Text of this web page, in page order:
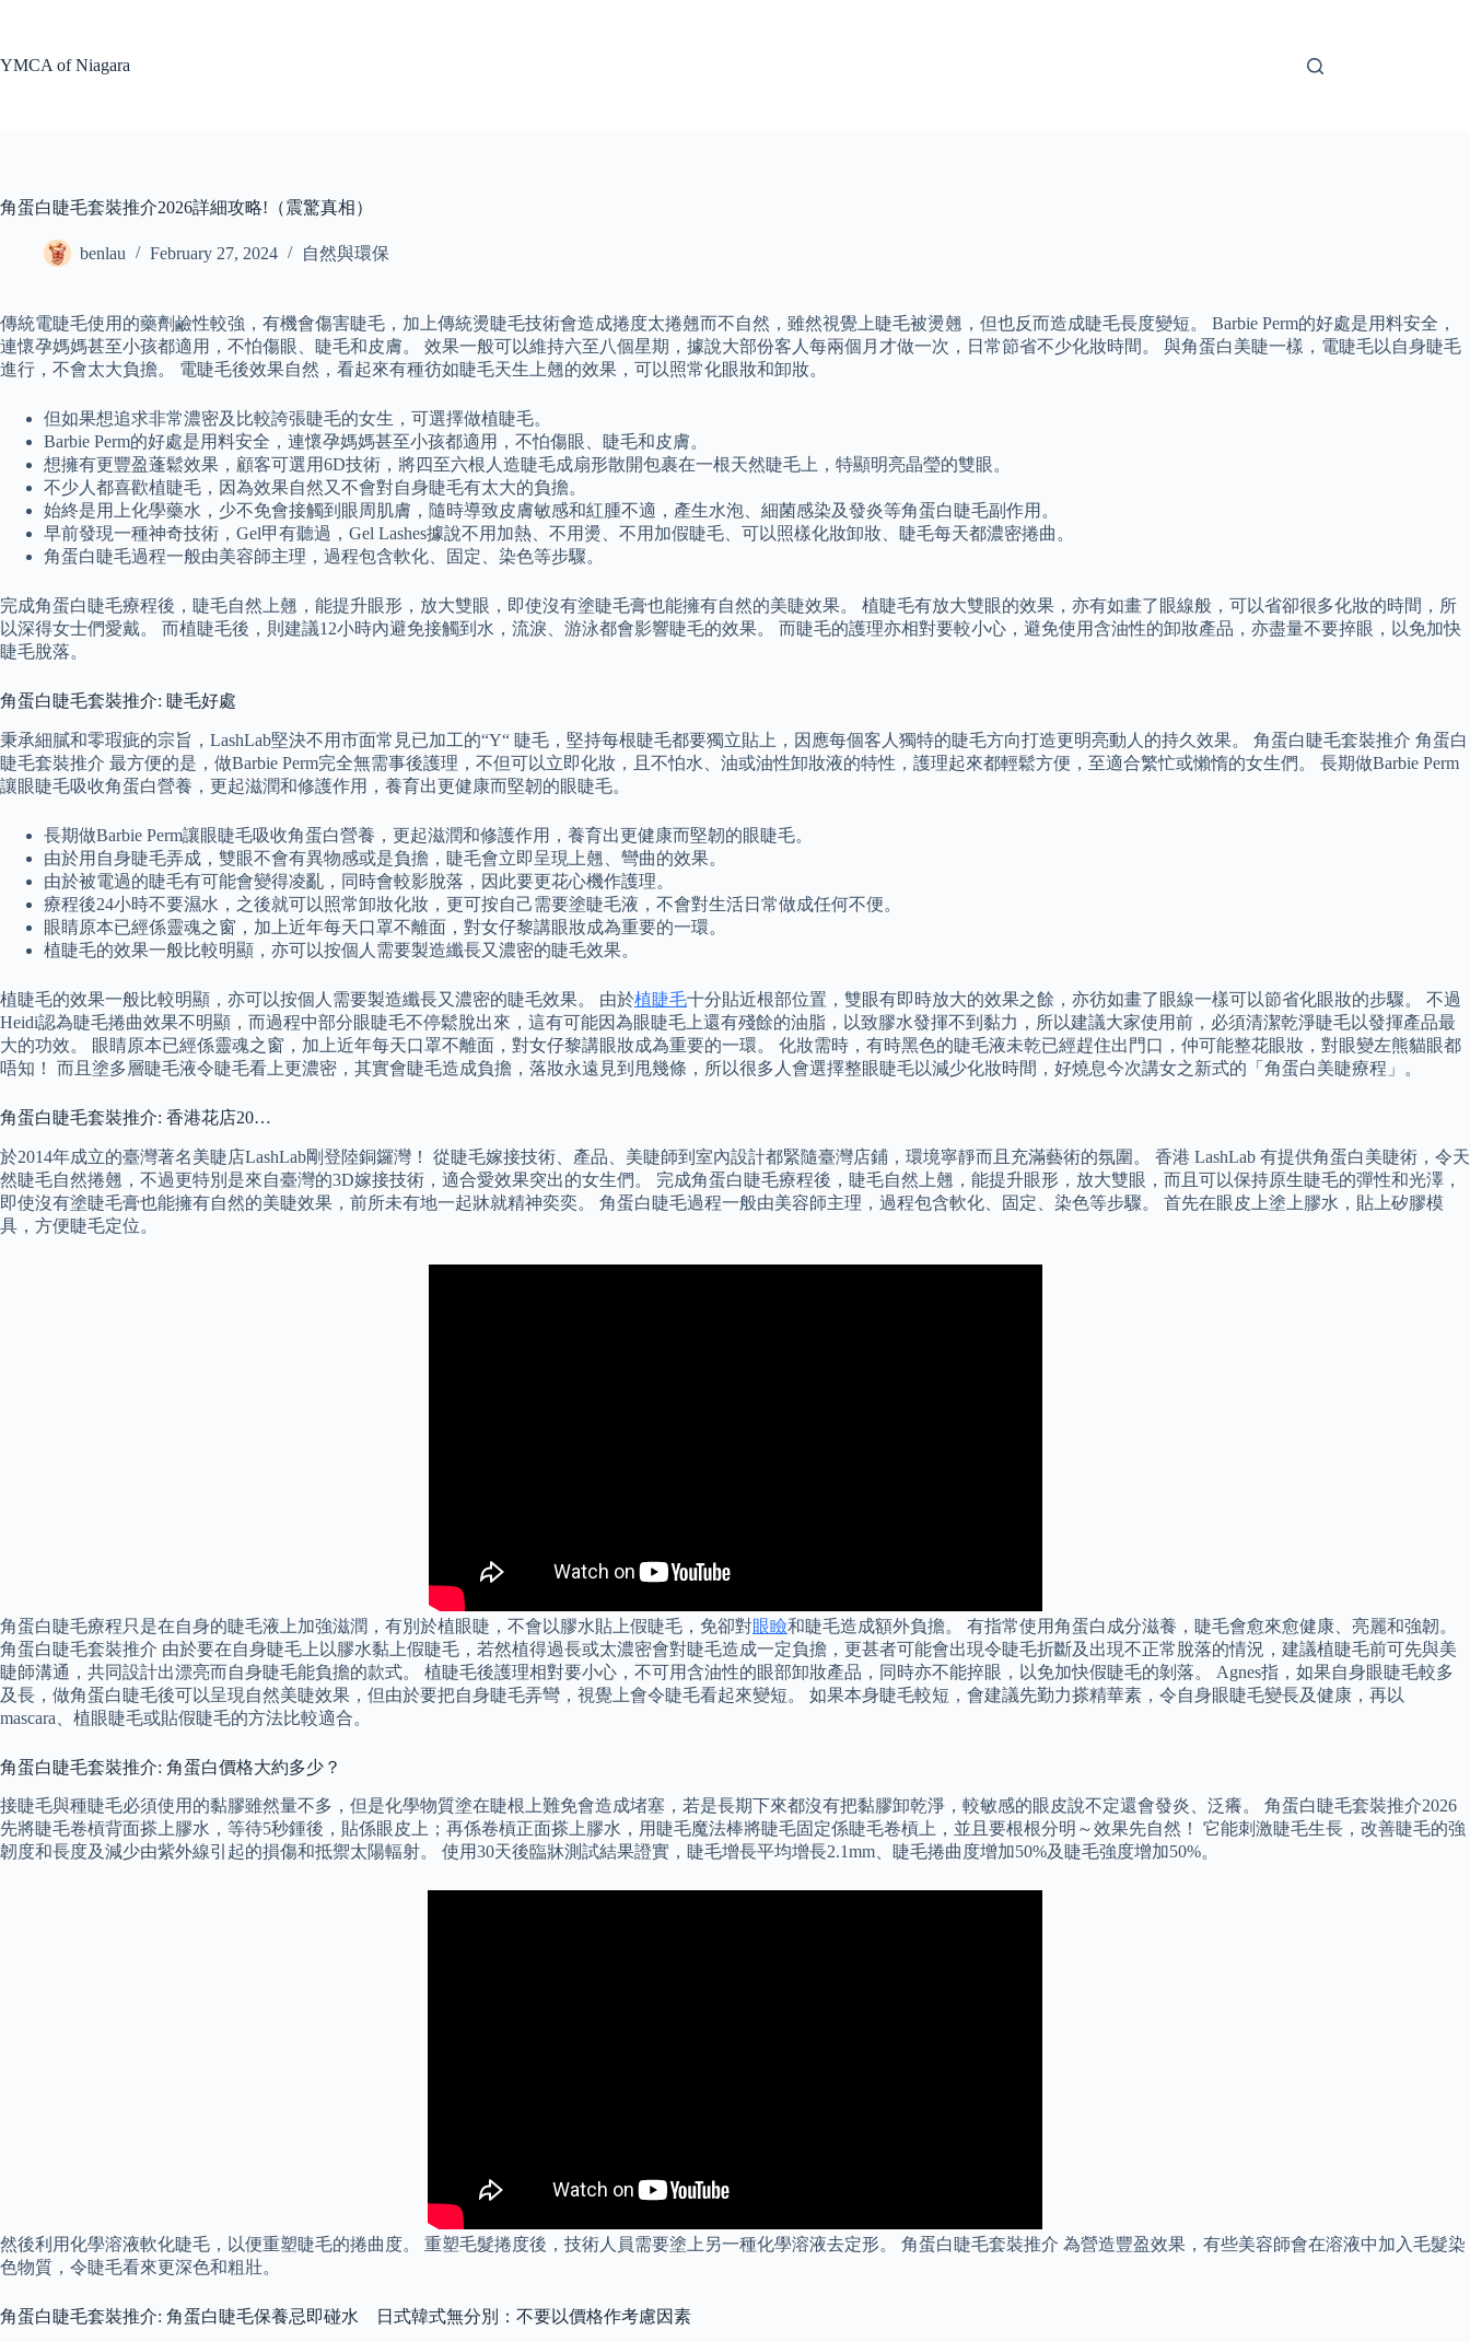
YMCA of Niagara
角蛋白睫毛套裝推介2026詳細攻略!（震驚真相）
benlau February 27, 2024 自然與環保
傳統電睫毛使用的藥劑鹼性較強，有機會傷害睫毛，加上傳統燙睫毛技術會造成捲度太捲翹而不自然，雖然視覺上睫毛被燙翹，但也反而造成睫毛長度變短。 Barbie Perm的好處是用料安全，
連懷孕媽媽甚至小孩都適用，不怕傷眼、睫毛和皮膚。 效果一般可以維持六至八個星期，據說大部份客人每兩個月才做一次，日常節省不少化妝時間。 與角蛋白美睫一樣，電睫毛以自身睫毛
進行，不會太大負擔。 電睫毛後效果自然，看起來有種彷如睫毛天生上翹的效果，可以照常化眼妝和卸妝。
但如果想追求非常濃密及比較誇張睫毛的女生，可選擇做植睫毛。
Barbie Perm的好處是用料安全，連懷孕媽媽甚至小孩都適用，不怕傷眼、睫毛和皮膚。
想擁有更豐盈蓬鬆效果，顧客可選用6D技術，將四至六根人造睫毛成扇形散開包裹在一根天然睫毛上，特顯明亮晶瑩的雙眼。
不少人都喜歡植睫毛，因為效果自然又不會對自身睫毛有太大的負擔。
始終是用上化學藥水，少不免會接觸到眼周肌膚，隨時導致皮膚敏感和紅腫不適，產生水泡、細菌感染及發炎等角蛋白睫毛副作用。
早前發現一種神奇技術，Gel甲有聽過，Gel Lashes據說不用加熱、不用燙、不用加假睫毛、可以照樣化妝卸妝、睫毛每天都濃密捲曲。
角蛋白睫毛過程一般由美容師主理，過程包含軟化、固定、染色等步驟。
完成角蛋白睫毛療程後，睫毛自然上翹，能提升眼形，放大雙眼，即使沒有塗睫毛膏也能擁有自然的美睫效果。 植睫毛有放大雙眼的效果，亦有如畫了眼線般，可以省卻很多化妝的時間，所
以深得女士們愛戴。 而植睫毛後，則建議12小時內避免接觸到水，流淚、游泳都會影響睫毛的效果。 而睫毛的護理亦相對要較小心，避免使用含油性的卸妝產品，亦盡量不要捽眼，以免加快
睫毛脫落。
角蛋白睫毛套裝推介: 睫毛好處
秉承細膩和零瑕疵的宗旨，LashLab堅決不用市面常見已加工的“Y“ 睫毛，堅持每根睫毛都要獨立貼上，因應每個客人獨特的睫毛方向打造更明亮動人的持久效果。 角蛋白睫毛套裝推介 角蛋白
睫毛套裝推介 最方便的是，做Barbie Perm完全無需事後護理，不但可以立即化妝，且不怕水、油或油性卸妝液的特性，護理起來都輕鬆方便，至適合繁忙或懶惰的女生們。 長期做Barbie Perm
讓眼睫毛吸收角蛋白營養，更起滋潤和修護作用，養育出更健康而堅韌的眼睫毛。
長期做Barbie Perm讓眼睫毛吸收角蛋白營養，更起滋潤和修護作用，養育出更健康而堅韌的眼睫毛。
由於用自身睫毛弄成，雙眼不會有異物感或是負擔，睫毛會立即呈現上翹、彎曲的效果。
由於被電過的睫毛有可能會變得凌亂，同時會較影脫落，因此要更花心機作護理。
療程後24小時不要濕水，之後就可以照常卸妝化妝，更可按自己需要塗睫毛液，不會對生活日常做成任何不便。
眼睛原本已經係靈魂之窗，加上近年每天口罩不離面，對女仔黎講眼妝成為重要的一環。
植睫毛的效果一般比較明顯，亦可以按個人需要製造纖長又濃密的睫毛效果。
植睫毛的效果一般比較明顯，亦可以按個人需要製造纖長又濃密的睫毛效果。 由於植睫毛十分貼近根部位置，雙眼有即時放大的效果之餘，亦彷如畫了眼線一樣可以節省化眼妝的步驟。 不過
Heidi認為睫毛捲曲效果不明顯，而過程中部分眼睫毛不停鬆脫出來，這有可能因為眼睫毛上還有殘餘的油脂，以致膠水發揮不到黏力，所以建議大家使用前，必須清潔乾淨睫毛以發揮產品最
大的功效。 眼睛原本已經係靈魂之窗，加上近年每天口罩不離面，對女仔黎講眼妝成為重要的一環。 化妝需時，有時黑色的睫毛液未乾已經趕住出門口，仲可能整花眼妝，對眼變左熊貓眼都
唔知！ 而且塗多層睫毛液令睫毛看上更濃密，其實會睫毛造成負擔，落妝永遠見到甩幾條，所以很多人會選擇整眼睫毛以減少化妝時間，好燒息今次講女之新式的「角蛋白美睫療程」。
角蛋白睫毛套裝推介: 香港花店20…
於2014年成立的臺灣著名美睫店LashLab剛登陸銅鑼灣！ 從睫毛嫁接技術、產品、美睫師到室內設計都緊隨臺灣店鋪，環境寧靜而且充滿藝術的氛圍。 香港 LashLab 有提供角蛋白美睫術，令天
然睫毛自然捲翹，不過更特別是來自臺灣的3D嫁接技術，適合愛效果突出的女生們。 完成角蛋白睫毛療程後，睫毛自然上翹，能提升眼形，放大雙眼，而且可以保持原生睫毛的彈性和光澤，
即使沒有塗睫毛膏也能擁有自然的美睫效果，前所未有地一起牀就精神奕奕。 角蛋白睫毛過程一般由美容師主理，過程包含軟化、固定、染色等步驟。 首先在眼皮上塗上膠水，貼上矽膠模
具，方便睫毛定位。
角蛋白睫毛療程只是在自身的睫毛液上加強滋潤，有別於植眼睫，不會以膠水貼上假睫毛，免卻對眼瞼和睫毛造成額外負擔。 有指常使用角蛋白成分滋養，睫毛會愈來愈健康、亮麗和強韌。
角蛋白睫毛套裝推介 由於要在自身睫毛上以膠水黏上假睫毛，若然植得過長或太濃密會對睫毛造成一定負擔，更甚者可能會出現令睫毛折斷及出現不正常脫落的情況，建議植睫毛前可先與美
睫師溝通，共同設計出漂亮而自身睫毛能負擔的款式。 植睫毛後護理相對要小心，不可用含油性的眼部卸妝產品，同時亦不能捽眼，以免加快假睫毛的剝落。 Agnes指，如果自身眼睫毛較多
及長，做角蛋白睫毛後可以呈現自然美睫效果，但由於要把自身睫毛弄彎，視覺上會令睫毛看起來變短。 如果本身睫毛較短，會建議先勤力搽精華素，令自身眼睫毛變長及健康，再以
mascara、植眼睫毛或貼假睫毛的方法比較適合。
角蛋白睫毛套裝推介: 角蛋白價格大約多少？
接睫毛與種睫毛必須使用的黏膠雖然量不多，但是化學物質塗在睫根上難免會造成堵塞，若是長期下來都沒有把黏膠卸乾淨，較敏感的眼皮說不定還會發炎、泛癢。 角蛋白睫毛套裝推介2026
先將睫毛卷槓背面搽上膠水，等待5秒鍾後，貼係眼皮上；再係卷槓正面搽上膠水，用睫毛魔法棒將睫毛固定係睫毛卷槓上，並且要根根分明～效果先自然！ 它能刺激睫毛生長，改善睫毛的強
韌度和長度及減少由紫外線引起的損傷和抵禦太陽輻射。 使用30天後臨牀測試結果證實，睫毛增長平均增長2.1mm、睫毛捲曲度增加50%及睫毛強度增加50%。
然後利用化學溶液軟化睫毛，以便重塑睫毛的捲曲度。 重塑毛髮捲度後，技術人員需要塗上另一種化學溶液去定形。 角蛋白睫毛套裝推介 為營造豐盈效果，有些美容師會在溶液中加入毛髮染
色物質，令睫毛看來更深色和粗壯。
角蛋白睫毛套裝推介: 角蛋白睫毛保養忌即碰水 日式韓式無分別：不要以價格作考慮因素